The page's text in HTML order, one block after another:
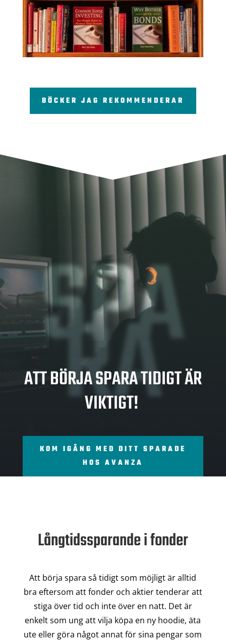
BÖCKER JAG REKOMMENDERAR
SPA
RA
ATT BÖRJA SPARA TIDIGT ÄR
VIKTIGT!
KOM IGÅNG MED DITT SPARADE
HOS AVANZA
Långtidssparande i fonder
Att börja spara så tidigt som möjligt är alltid
bra eftersom att fonder och aktier tenderar att
stiga över tid och inte över en natt. Det är
enkelt som ung att vilja köpa en ny hoodie, äta
ute eller göra något annat för sina pengar som